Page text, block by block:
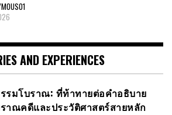
AND EXPERIENCES
รมโบราณ: ที่ท้าทายต่อคำอธิบาย
าณคดีและประวัติศาสตร์สายหลัก